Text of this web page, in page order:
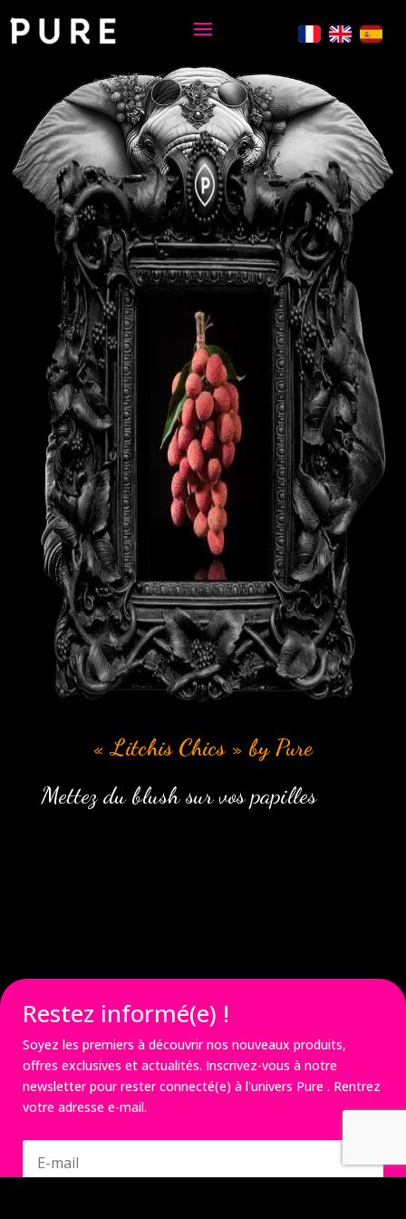
« Litchis Chics » byPure
Mettez du blush sur vospapilles
Restez informé(e) !
Soyez les premiers à découvrir nos nouveaux produits,
offres exclusives et actualités. Inscrivez-vous à notre
newsletter pour rester connecté(e) à l'univers Pure . Rentrez
votre adresse e-mail.